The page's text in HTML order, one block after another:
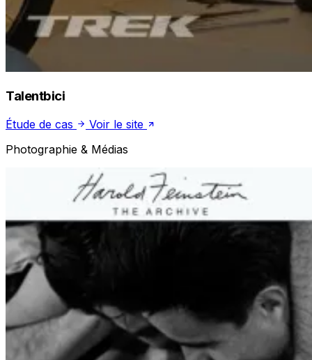
Talentbici
Étude de cas
Voir le site
Photographie & Médias